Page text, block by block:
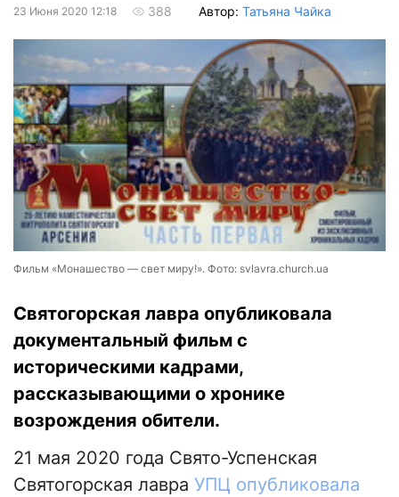
23 Июня 2020 12:18 388 Автор: Татьяна Чайка
Фильм «Монашество — свет миру!». Фото: svlavra.church.ua
Святогорская лавра опубликовала
документальный фильм с
историческими кадрами,
рассказывающими о хронике
возрождения обители.
21 мая 2020 года Свято-Успенская
Святогорская лавра УПЦ опубликовала